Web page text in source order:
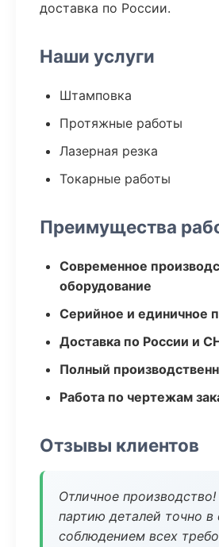
доставка по России.
Наши услуги
Штамповка
Протяжные работы
Лазерная резка
Токарные работы
Преимущества
Современное
оборудование
Серийное и единичное
Доставка по России и
Полный
Работа по чертежам
Отзывы клиентов
Отличное
партию деталей точно в
соблюдением всех